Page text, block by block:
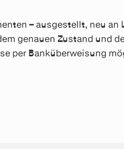
– ausgestellt, neu an
genauen Zustand und
per Banküberweisung